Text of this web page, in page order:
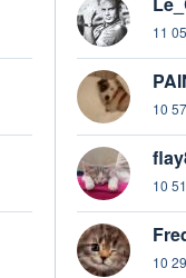
11
10
10
10